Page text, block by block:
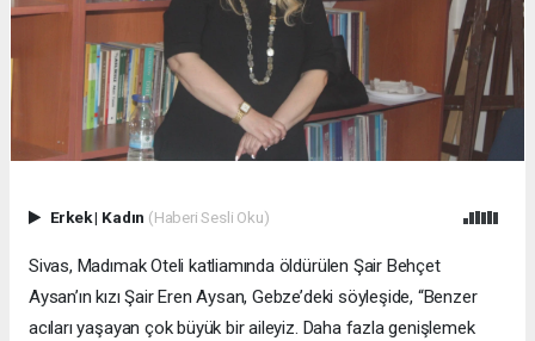
Erkek| Kadın (Haberi Sesli Oku)
Sivas, Madımak Oteli katliamında öldürülen Şair Behçet
Aysan’ın kızı Şair Eren Aysan, Gebze’deki söyleşide, “Benzer
acıları yaşayan çok büyük bir aileyiz. Daha fazla genişlemek